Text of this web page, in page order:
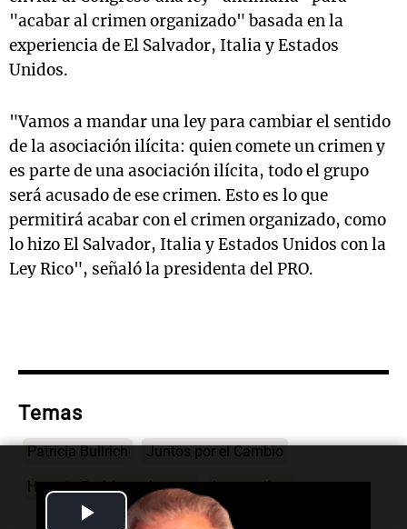
Play
"acabar al crimen organizado" basada en la
experiencia de El Salvador, Italia y Estados
Unidos.
"Vamos a mandar una ley para cambiar el sentido
de la asociación ilícita: quien comete un crimen y
es parte de una asociación ilícita, todo el grupo
será acusado de ese crimen. Esto es lo que
permitirá acabar con el crimen organizado, como
lo hizo El Salvador, Italia y Estados Unidos con la
Ley Rico", señaló la presidenta del PRO.
Temas
Patricia Bullrich Juntos por el Cambio
Horacio Rodríguez Larreta ley-omnibus